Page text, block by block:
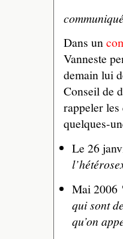
Dans un
Vanneste
demain lui
Conseil de
rappeler les
quelques-
Le 26
Mai 2006
qui sont
qu’on